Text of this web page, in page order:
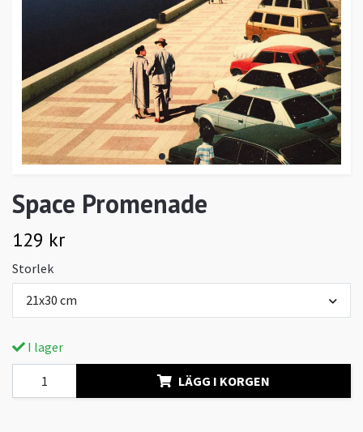
Space Promenade
129 kr
Storlek
21x30 cm
I lager
LÄGG I KORGEN